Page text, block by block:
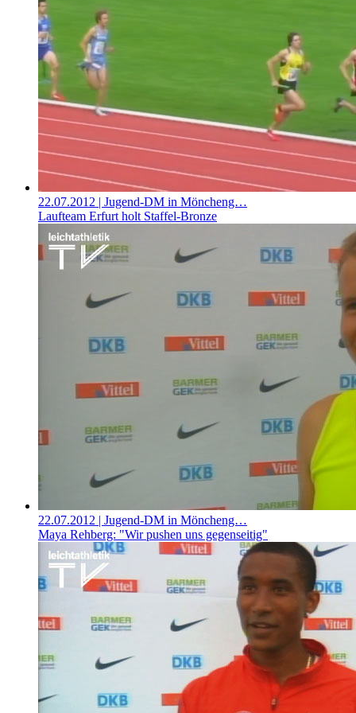
22.07.2012 | Jugend-DM in Möncheng…
Laufteam Erfurt holt Staffel-Bronze
22.07.2012 | Jugend-DM in Möncheng…
Maya Rehberg: "Wir pushen uns gegenseitig"